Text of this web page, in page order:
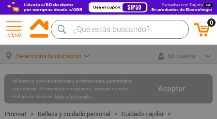
MENÚ
0
Selecciona tu ubicación Mi cuenta
Aceptar
Utilizamos cookies internas y externas para garantizar tu
experiencia. Al continuar navegando, aceptas nuestra
Política de cookies. Más información.
Belleza y cuidado personal
Cuidado capilar